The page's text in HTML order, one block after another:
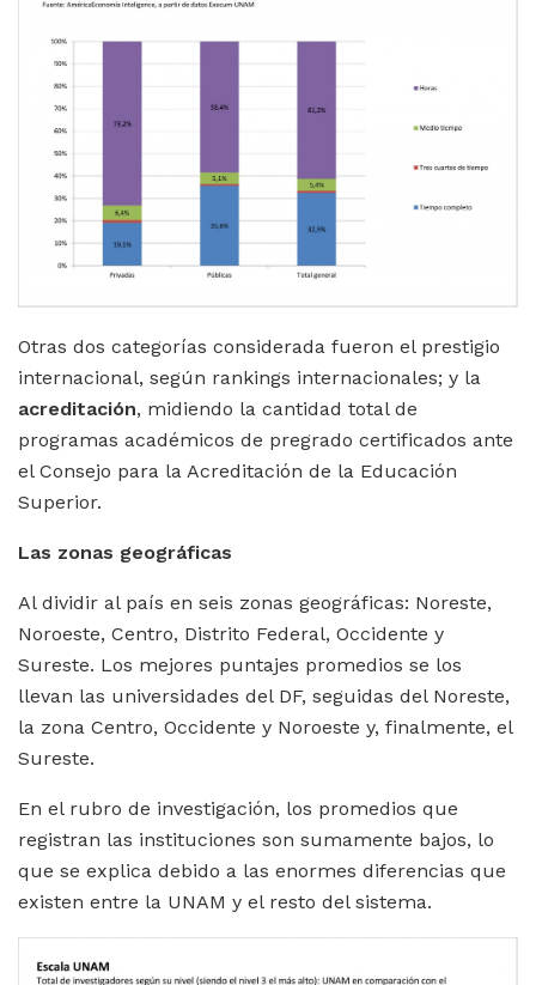
Otras dos categorías considerada fueron el prestigio
internacional, según rankings internacionales; y la
acreditación, midiendo la cantidad total de
programas académicos de pregrado certificados ante
el Consejo para la Acreditación de la Educación
Superior.
Las zonas geográficas
Al dividir al país en seis zonas geográficas: Noreste,
Noroeste, Centro, Distrito Federal, Occidente y
Sureste. Los mejores puntajes promedios se los
llevan las universidades del DF, seguidas del Noreste,
la zona Centro, Occidente y Noroeste y, finalmente, el
Sureste.
En el rubro de investigación, los promedios que
registran las instituciones son sumamente bajos, lo
que se explica debido a las enormes diferencias que
existen entre la UNAM y el resto del sistema.